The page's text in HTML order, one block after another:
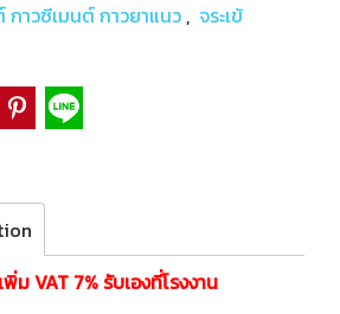
กาวซีเมนต์ กาวยาแนว , จระเข้
ม VAT 7% รับเองที่โรงงาน